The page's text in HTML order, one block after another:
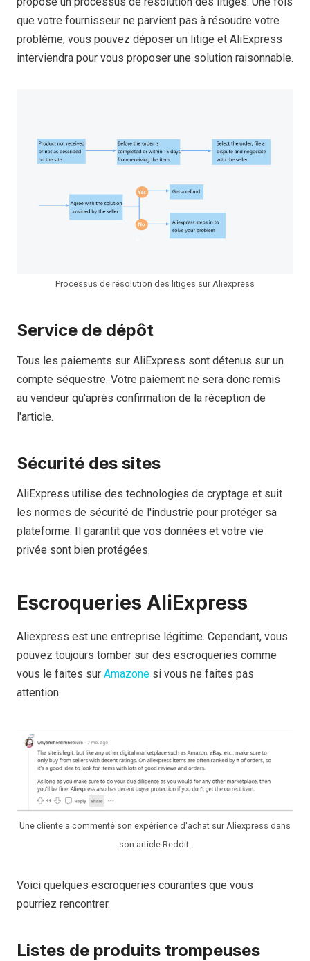
que votre fournisseur ne parvient pas à résoudre votre
problème, vous pouvez déposer un litige et AliExpress
interviendra pour vous proposer une solution raisonnable.
Processus de résolution des litiges sur Aliexpress
Service de dépôt
Tous les paiements sur AliExpress sont détenus sur un
compte séquestre. Votre paiement ne sera donc remis
au vendeur qu'après confirmation de la réception de
l'article.
Sécurité des sites
AliExpress utilise des technologies de cryptage et suit
les normes de sécurité de l'industrie pour protéger sa
plateforme. Il garantit que vos données et votre vie
privée sont bien protégées.
Escroqueries AliExpress
Aliexpress est une entreprise légitime. Cependant, vous
pouvez toujours tomber sur des escroqueries comme
vous le faites sur Amazone si vous ne faites pas
attention.
Une cliente a commenté son expérience d'achat sur Aliexpress dans
son article Reddit.
Voici quelques escroqueries courantes que vous
pourriez rencontrer.
Listes de produits trompeuses